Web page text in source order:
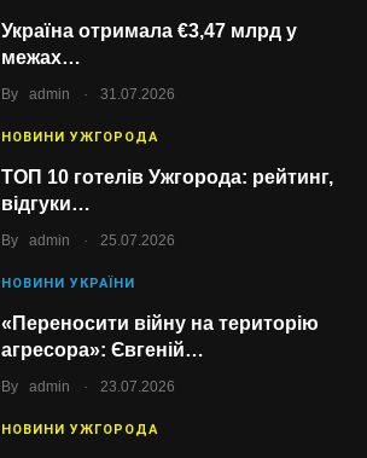
Україна отримала €3,47 млрд у
межах…
By admin . 31.07.2026
НОВИНИ УЖГОРОДА
ТОП 10 готелів Ужгорода: рейтинг,
відгуки…
By admin . 25.07.2026
НОВИНИ УКРАЇНИ
«Переносити війну на територію
агресора»: Євгеній…
By admin . 23.07.2026
НОВИНИ УЖГОРОДА